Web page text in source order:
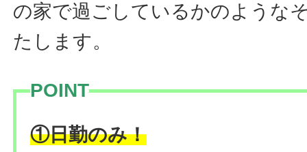
の家で過ごしているかのような
たします。
POINT
①日勤のみ！